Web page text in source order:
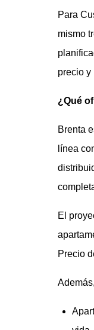
Para
mismo
precio y
¿Qué
Brenta
línea
El
Precio